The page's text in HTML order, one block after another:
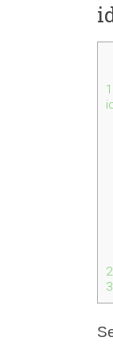
1.
2.
3.